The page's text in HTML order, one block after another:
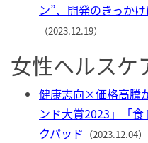
ン”、開発のきっか
（2023.12.19）
女性ヘルスケ
健康志向×価格高騰
ンド大賞2023」「
クパッド （2023.12.04）